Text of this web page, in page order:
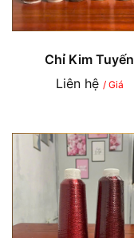
Chỉ Kim Tuyến
Liên hệ / Giá